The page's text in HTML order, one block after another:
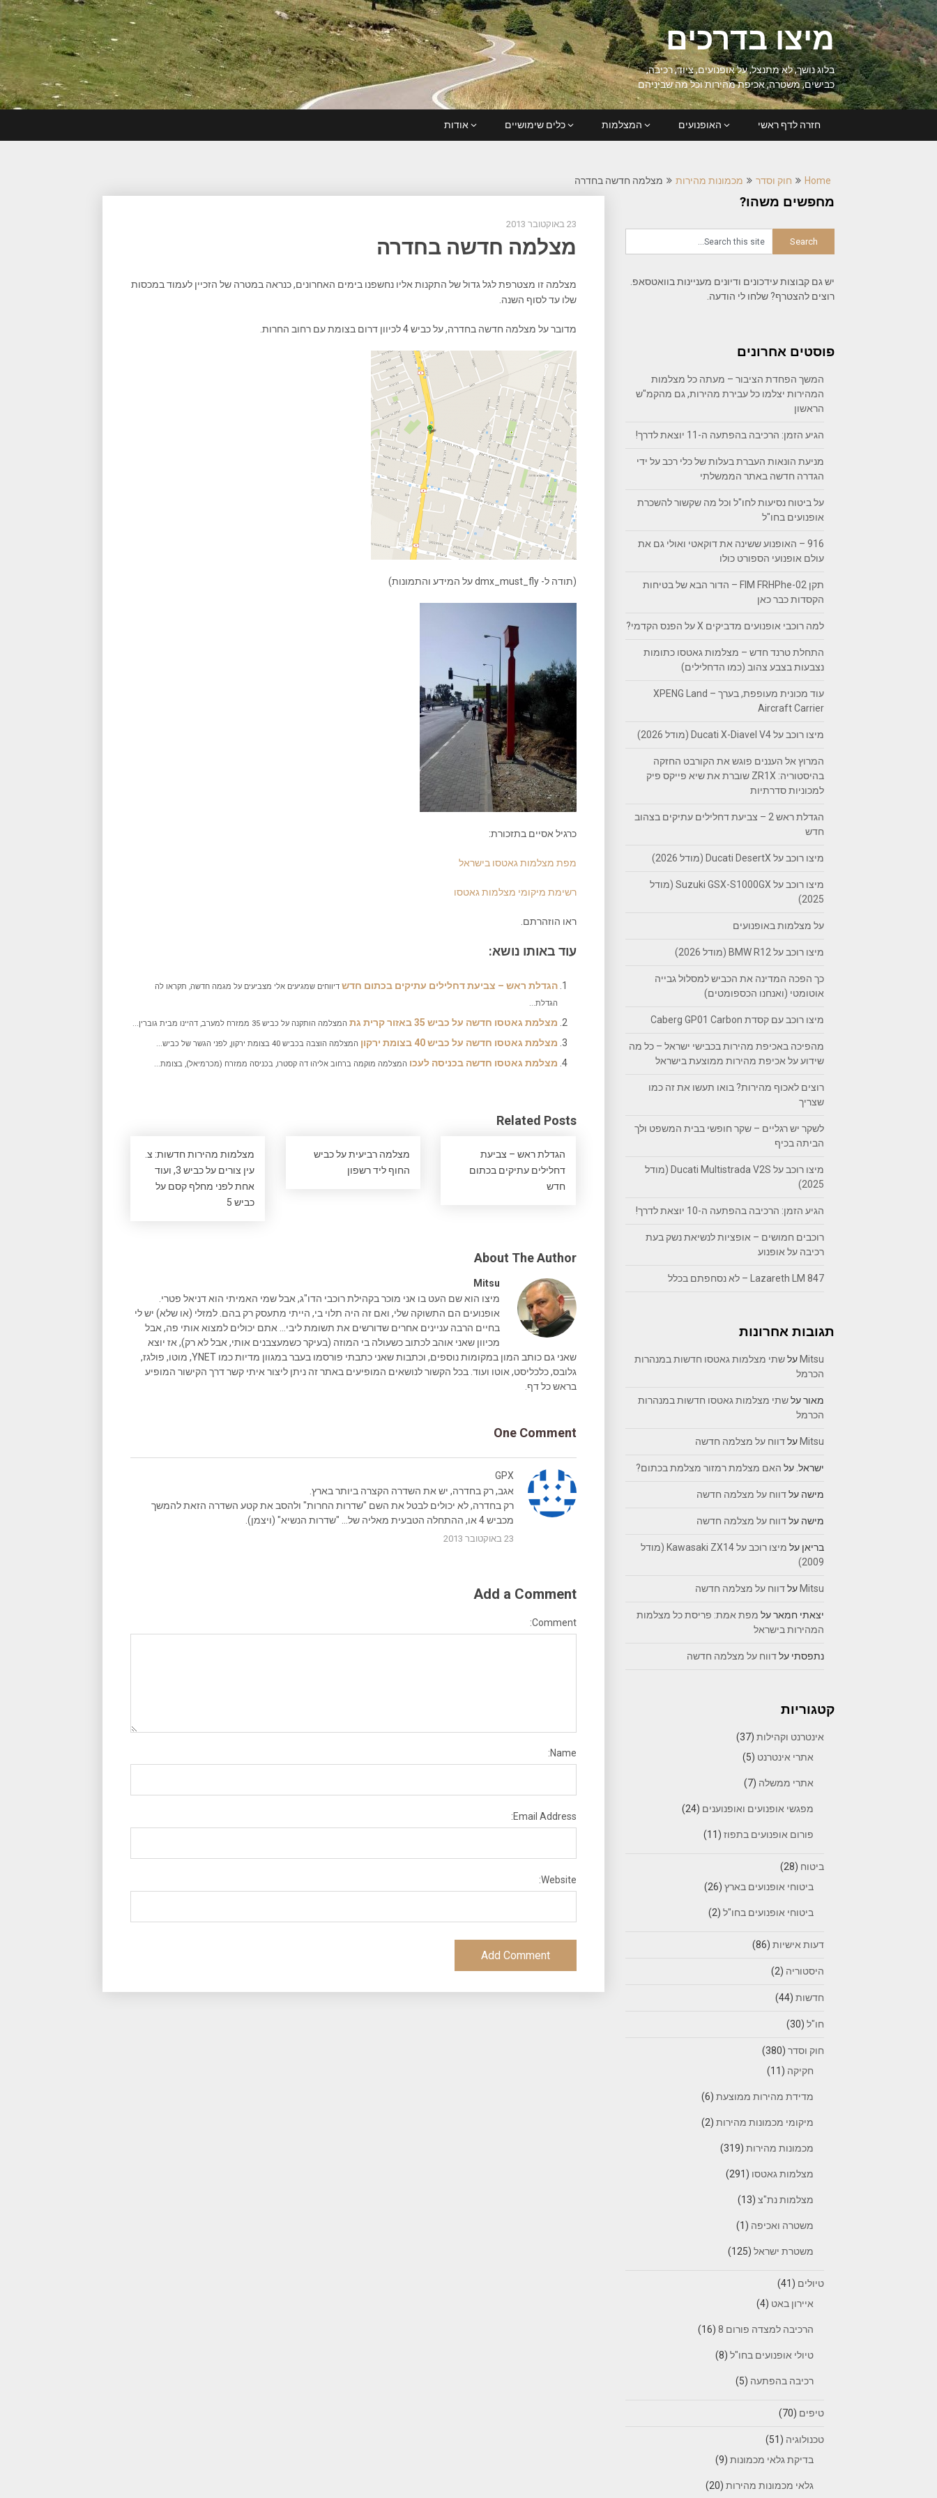
Skip
to
content
מיצו בדרכים
בלוג נושך, לא מתנצל, על אופנועים, ציוד, רכיבה,
כבישים, משטרה, אכיפת מהירות וכל מה שביניהם
חזרה לדף ראשי האופנועים המצלמות כלים שימושיים אודות
Home חוק וסדר מכמונות מהירות מצלמה חדשה בחדרה
23 באוקטובר 2013
מצלמה חדשה בחדרה
מצלמה זו מצטרפת לגל גדול של התקנות אליו נחשפנו בימים האחרונים, כנראה במטרה של הזכיין לעמוד במכסות
שלו עד לסוף השנה.
מדובר על מצלמה חדשה בחדרה, על כביש 4 לכיוון דרום בצומת עם רחוב החרות.
(תודה ל- dmx_must_fly על המידע והתמונות)
כרגיל אסיים בתזכורת:
מפת מצלמות גאטסו בישראל
רשימת מיקומי מצלמות גאטסו
ראו הוזהרתם.
עוד באותו נושא:
הגדלת ראש – צביעת דחלילים עתיקים בכתום חדש דיווחים שמגיעים אלי מצביעים על מגמה חדשה, תקראו לה
הגדלת...
מצלמת גאטסו חדשה על כביש 35 באזור קרית גת המצלמה הותקנה על כביש 35 ממזרח למערב, דהיינו מבית גוברין...
מצלמת גאטסו חדשה על כביש 40 בצומת ירקון המצלמה הוצבה בכביש 40 בצומת ירקון, לפני הגשר של כביש...
מצלמת גאטסו חדשה בכניסה לעכו המצלמה מוקמה ברחוב אליהו דה קסטרו, בכניסה ממזרח (מכרמיאל), בצומת...
Related Posts
מצלמות מהירות חדשות: צ.
עין צורים על כביש 3, ועוד
אחת לפני מחלף קסם על
כביש 5
מצלמה רביעית על כביש
החוף ליד רשפון
הגדלת ראש – צביעת
דחלילים עתיקים בכתום
חדש
About The Author
Mitsu
מיצו הוא שם העט בו אני מוכר בקהילת רוכבי הדו"ג, אבל שמי האמיתי הוא דניאל פטרי.
אופנועים הם התשוקה שלי, ואם זה היה תלוי בי, הייתי מתעסק רק בהם. למזלי (או שלא) יש לי
בחיים הרבה עניינים אחרים שדורשים את תשומת ליבי... אתם יכולים למצוא אותי פה, אבל
מכיוון שאני אוהב לכתוב כשעולה בי המוזה (בעיקר כשמעצבנים אותי, אבל לא רק), אז יוצא
שאני גם כותב המון במקומות נוספים, וכתבות שאני כתבתי פורסמו בעבר במגוון מדיות כמו YNET, מוטו, פולגז,
גלובס, כלכליסט, אוטו ועוד. בכל הקשור לנושאים המופיעים באתר זה ניתן ליצור איתי קשר דרך הקישור המופיע
בראש כל דף.
One Comment
GPX
אגב, רק בחדרה, יש את השדרה הקצרה ביותר בארץ.
רק בחדרה, לא יכולים לבטל את השם "שדרות החרות" ולהסב את קטע השדרה הזאת להמשך
מכביש 4 או, ההתחלה הטבעית מאליה של… "שדרות הנשיא" (ויצמן).
23 באוקטובר 2013
Add a Comment
Comment:
Name:
Email Address:
Website:
מחפשים משהו?
יש גם קבוצות עידכונים ודיונים מעניינות בוואטסאפ.
רוצים להצטרף? שלחו לי הודעה.
פוסטים אחרונים
המשך הפחדת הציבור – מעתה כל מצלמות
המהירות יצלמו כל עבירת מהירות, גם מהקמ"ש
הראשון
הגיע הזמן: הרכיבה בהפתעה ה-11 יוצאת לדרך!
מניעת הונאות העברת בעלות של כלי רכב על ידי
הגדרה חדשה באתר הממשלתי
על ביטוח נסיעות לחו"ל וכל מה שקשור להשכרת
אופנועים בחו"ל
916 – האופנוע ששינה את דוקאטי ואולי גם את
עולם אופנועי הספורט כולו
תקן FIM FRHPhe-02 – הדור הבא של בטיחות
הקסדות כבר כאן
למה רוכבי אופנועים מדביקים X על הפנס הקדמי?
התחלת טרנד חדש – מצלמות גאטסו כתומות
נצבעות בצבע צהוב (כמו הדחלילים)
עוד מכונית מעופפת, בערך – XPENG Land
Aircraft Carrier
מיצו רוכב על Ducati X-Diavel V4 (מודל 2026)
המרוץ אל העננים פוגש את הקורבט החזקה
בהיסטוריה: ZR1X שוברת את שיא פייקס פיק
למכוניות סדרתיות
הגדלת ראש 2 – צביעת דחלילים עתיקים בצהוב
חדש
מיצו רוכב על Ducati DesertX (מודל 2026)
מיצו רוכב על Suzuki GSX-S1000GX (מודל
2025)
על מצלמות באופנועים
מיצו רוכב על BMW R12 (מודל 2026)
כך הפכה המדינה את הכביש למסלול גבייה
אוטומטי (ואנחנו הכספומטים)
מיצו רוכב עם קסדת Caberg GP01 Carbon
מהפיכה באכיפת מהירות בכבישי ישראל – כל מה
שידוע על אכיפת מהירות ממוצעת בישראל
רוצים לאכוף מהירות? בואו תעשו את זה כמו
שצריך
לשקר יש רגליים – שקר חופשי בבית המשפט ולך
הביתה בכיף
מיצו רוכב על Ducati Multistrada V2S (מודל
2025)
הגיע הזמן: הרכיבה בהפתעה ה-10 יוצאת לדרך!
רוכבים חמושים – אופציות לנשיאת נשק בעת
רכיבה על אופנוע
Lazareth LM 847 – לא נסחפתם בכלל
תגובות אחרונות
Mitsu עלשתי מצלמות גאטסו חדשות במנהרות
הכרמל
מאורעלשתי מצלמות גאטסו חדשות במנהרות
הכרמל
Mitsu עלדווח על מצלמה חדשה
ישראל. על האם מצלמת רמזור מצלמת בכתום?
מישה עלדווח על מצלמה חדשה
מישה עלדווח על מצלמה חדשה
בריאן על
מיצו רוכב על Kawasaki ZX14 (מודל
2009)
Mitsu עלדווח על מצלמה חדשה
יצאתי חמארעל מפת אמת: פריסת כל מצלמות
המהירות בישראל
נתפסתי עלדווח על מצלמה חדשה
קטגוריות
אינטרנט וקהילות (37)
אתרי אינטרנט (5)
אתרי ממשלה (7)
מפגשי אופנועים ואופנוענים (24)
פורום אופנועים בתפוז (11)
ביטוח (28)
ביטוחי אופנועים בארץ (26)
ביטוחי אופנועים בחו"ל (2)
דעות אישיות (86)
היסטוריה (2)
חדשות (44)
חו"ל (30)
חוק וסדר (380)
חקיקה (11)
מדידת מהירות ממוצעת (6)
מיקומי מכמונות מהירות (2)
מכמונות מהירות (319)
מצלמות גאטסו (291)
מצלמות נת"צ (13)
משטרה ואכיפה (1)
משטרת ישראל (125)
טיולים (41)
איירון באט (4)
הרכיבה למצדה פורום 8 (16)
טיולי אופנועים בחו"ל (8)
רכיבה בהפתעה (5)
טיפים (70)
טכנולוגיה (51)
בדיקת גלאי מכמונות (9)
גלאי מכמונות מהירות (20)